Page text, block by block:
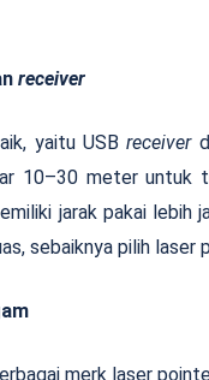
receiver
yaitu USBreceiver
10–30 meter untuk
jarak pakai lebih
sebaiknya pilih
merk laser